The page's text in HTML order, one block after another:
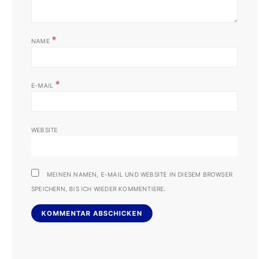
NAME *
E-MAIL *
WEBSITE
MEINEN NAMEN, E-MAIL UND WEBSITE IN DIESEM BROWSER
SPEICHERN, BIS ICH WIEDER KOMMENTIERE.